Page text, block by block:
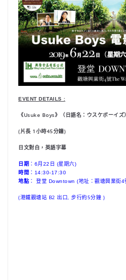
EVENT DETAILS :
《Usuke Boys》（日語名：ウスケボーイズ）
(片長 1小時45分鐘)
日文對白，英語字幕
日期 ：6月22日 (星期六)
時間 ：14:30-17:30
地點 ： 登堂 Downtown (地址：觀塘興業街
(港鐵觀塘站 B2 出口, 步行約5分鐘 )